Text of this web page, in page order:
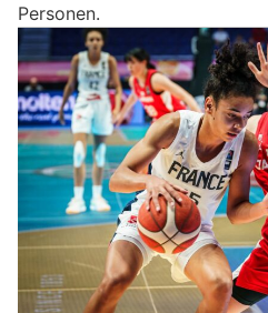
Personen.